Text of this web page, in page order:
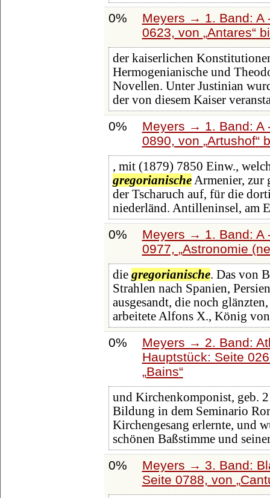
0%
Meyers → 1. Band: A
0623, von Antares
der kaiserlichen
Hermogenianische und
Novellen. Unter Justinian
der von diesem Kaiser
0%
Meyers → 1. Band: A
0890, von Artushof
, mit (1879) 7850 Einw.,
gregorianischeArmenier, zur
der Tscharuch auf, für die
niederländ. Antilleninsel, am
0%
Meyers → 1. Band: A
0977,
Astronomie
die gregorianische. Das von
Strahlen nach Spanien,
ausgesandt, die noch
arbeitete Alfons X., König
0%
Meyers → 2. Band:
Hauptstück: Seite
Bains
und Kirchenkomponist, geb.
Bildung in dem Seminario
Kirchengesang erlernte, und
schönen Baßstimme und
0%
Meyers → 3. Band:
Seite 0788, von